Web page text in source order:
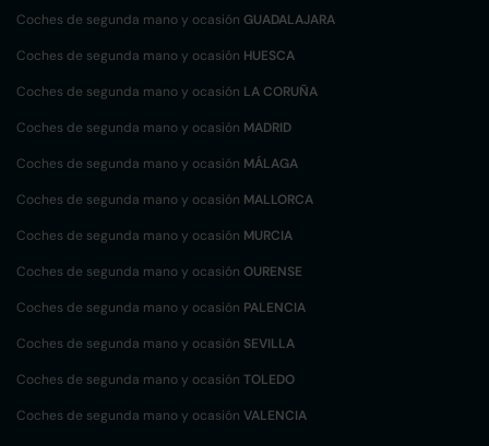
Coches de segunda mano y ocasión GUADALAJARA
Coches de segunda mano y ocasión HUESCA
Coches de segunda mano y ocasión LA CORUÑA
Coches de segunda mano y ocasión MADRID
Coches de segunda mano y ocasión MÁLAGA
Coches de segunda mano y ocasión MALLORCA
Coches de segunda mano y ocasión MURCIA
Coches de segunda mano y ocasión OURENSE
Coches de segunda mano y ocasión PALENCIA
Coches de segunda mano y ocasión SEVILLA
Coches de segunda mano y ocasión TOLEDO
Coches de segunda mano y ocasión VALENCIA